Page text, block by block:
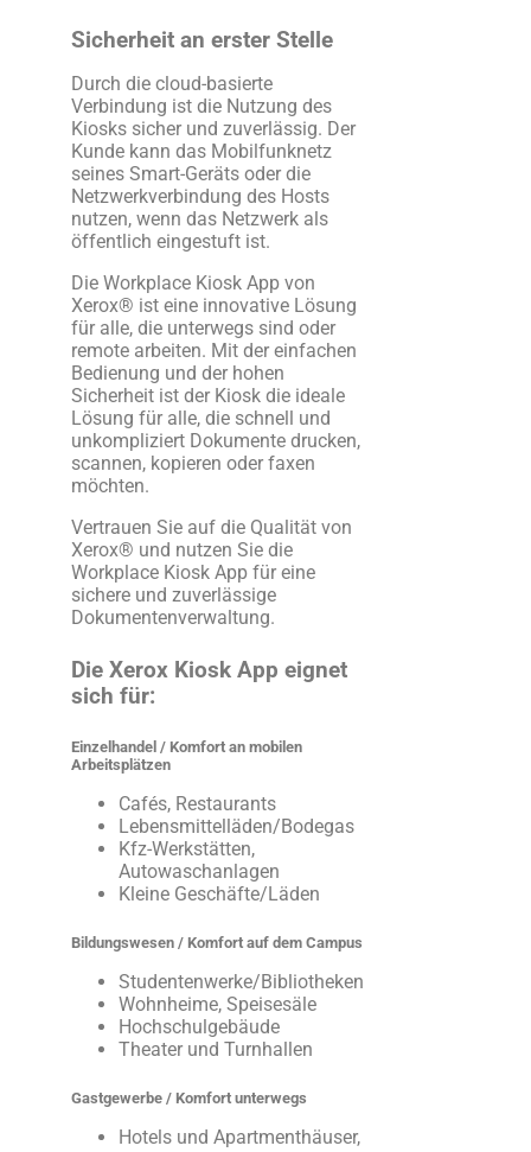
Sicherheit an erster Stelle
Durch die cloud-basierte
Verbindung ist die Nutzung des
Kiosks sicher und zuverlässig. Der
Kunde kann das Mobilfunknetz
seines Smart-Geräts oder die
Netzwerkverbindung des Hosts
nutzen, wenn das Netzwerk als
öffentlich eingestuft ist.
Die Workplace Kiosk App von
Xerox® ist eine innovative Lösung
für alle, die unterwegs sind oder
remote arbeiten. Mit der einfachen
Bedienung und der hohen
Sicherheit ist der Kiosk die ideale
Lösung für alle, die schnell und
unkompliziert Dokumente drucken,
scannen, kopieren oder faxen
möchten.
Vertrauen Sie auf die Qualität von
Xerox® und nutzen Sie die
Workplace Kiosk App für eine
sichere und zuverlässige
Dokumentenverwaltung.
Die Xerox Kiosk App eignet
sich für:
Einzelhandel / Komfort an mobilen
Arbeitsplätzen
Cafés, Restaurants
Lebensmittelläden/Bodegas
Kfz-Werkstätten,
Autowaschanlagen
Kleine Geschäfte/Läden
Bildungswesen / Komfort auf dem Campus
Studentenwerke/Bibliotheken
Wohnheime, Speisesäle
Hochschulgebäude
Theater und Turnhallen
Gastgewerbe / Komfort unterwegs
Hotels und Apartmenthäuser,